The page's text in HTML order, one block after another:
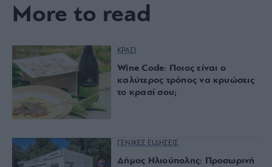
More to read
ΚΡΑΣΙ
Wine Code: Ποιος είναι ο
καλύτερος τρόπος να κρυώσεις
το κρασί σου;
ΓΕΝΙΚΕΣ ΕΙΔΗΣΕΙΣ
Δήμος Ηλιούπολης: Προσωρινή